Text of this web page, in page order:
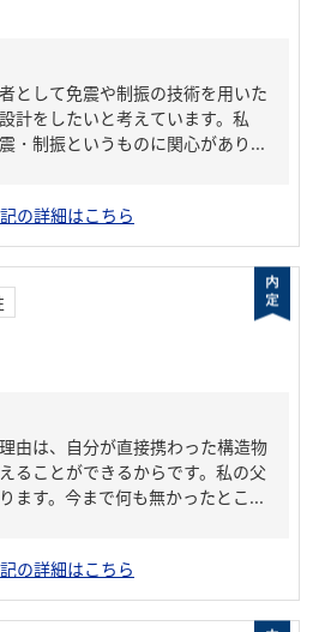
として免震や制振の技術を用いた
計をしたいと考えています。私
・制振というものに関心があり...
の詳細はこちら
由は、自分が直接携わった構造物
ることができるからです。私の父
ます。今まで何も無かったとこ...
の詳細はこちら